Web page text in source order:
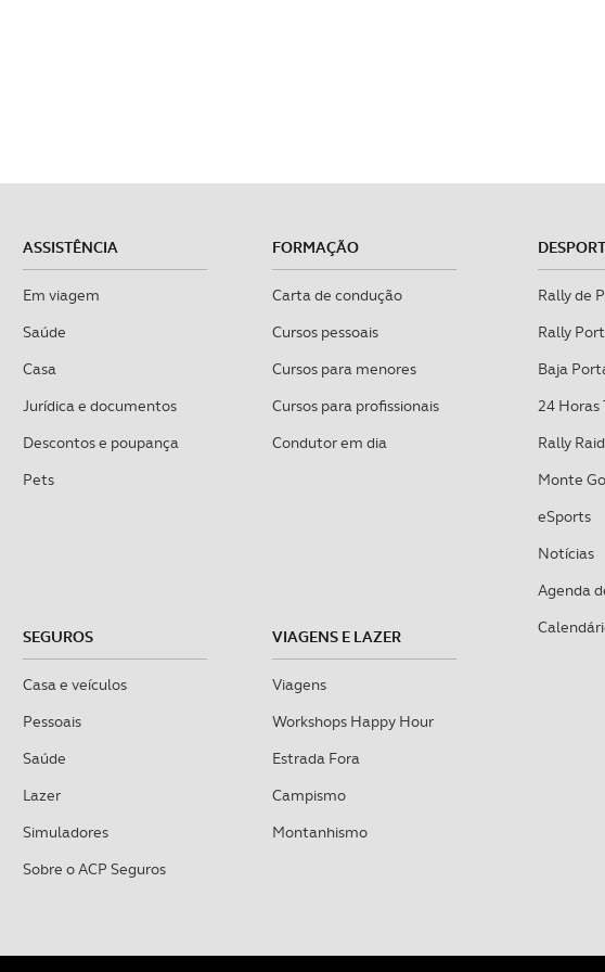
ASSISTÊNCIA
Em viagem
Saúde
Casa
Jurídica e documentos
Descontos e poupança
Pets
FORMAÇÃO
Carta de condução
Cursos pessoais
Cursos para menores
Cursos para profissionais
Condutor em dia
SEGUROS
Casa e veículos
Pessoais
Saúde
Lazer
Simuladores
Sobre o ACP Seguros
VIAGENS E LAZER
Viagens
Workshops Happy Hour
Estrada Fora
Campismo
Montanhismo
Rally de
Rally
Baja
24 Horas
Rally
Monte
eSports
Notícias
Agenda